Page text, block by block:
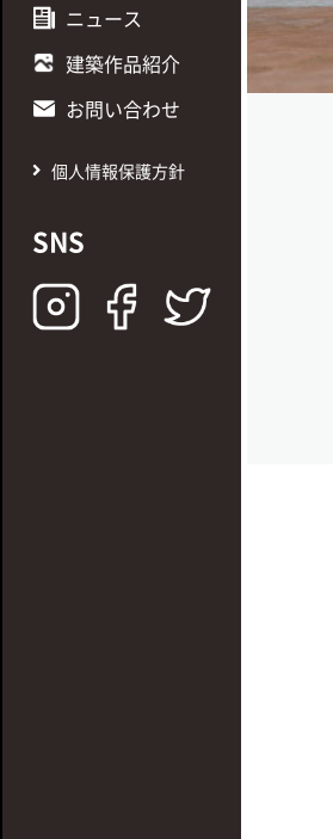
ニュース
建築作品紹介
お問い合わせ
個人情報保護方針
SNS